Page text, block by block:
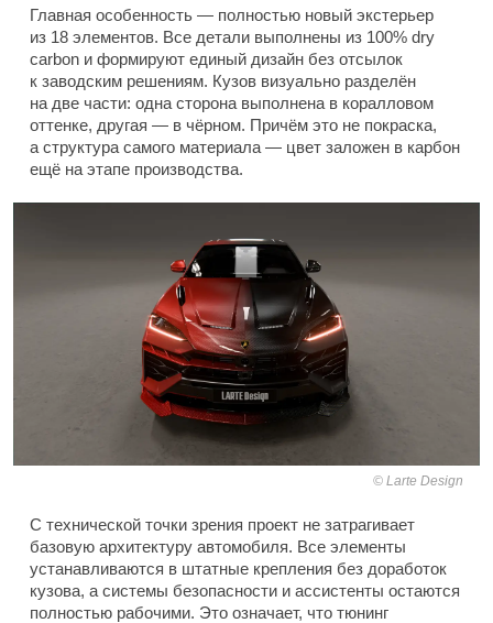
Главная особенность — полностью новый экстерьер
из 18 элементов. Все детали выполнены из 100% dry
carbon и формируют единый дизайн без отсылок
к заводским решениям. Кузов визуально разделён
на две части: одна сторона выполнена в коралловом
оттенке, другая — в чёрном. Причём это не покраска,
а структура самого материала — цвет заложен в карбон
ещё на этапе производства.
Larte Design
С технической точки зрения проект не затрагивает
базовую архитектуру автомобиля. Все элементы
устанавливаются в штатные крепления без доработок
кузова, а системы безопасности и ассистенты остаются
полностью рабочими. Это означает, что тюнинг